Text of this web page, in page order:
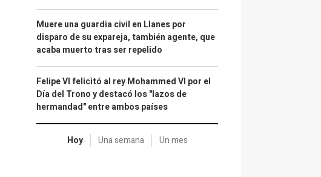
Muere una guardia civil en Llanes por
disparo de su expareja, también agente, que
acaba muerto tras ser repelido
Felipe VI felicitó al rey Mohammed VI por el
Día del Trono y destacó los "lazos de
hermandad" entre ambos países
Hoy Una semana Un mes